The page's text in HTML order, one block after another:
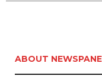
ABOUT